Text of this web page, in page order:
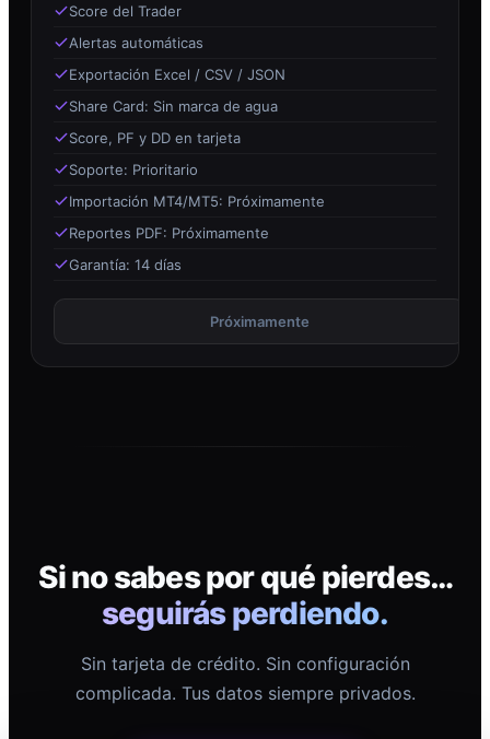
Score del Trader
Alertas automáticas
Exportación Excel / CSV / JSON
Share Card: Sin marca de agua
Score, PF y DD en tarjeta
Soporte: Prioritario
Importación MT4/MT5: Próximamente
Reportes PDF: Próximamente
Garantía: 14 días
Próximamente
Si no sabes por qué pierdes…
seguirás perdiendo.
Sin tarjeta de crédito. Sin configuración
complicada. Tus datos siempre privados.